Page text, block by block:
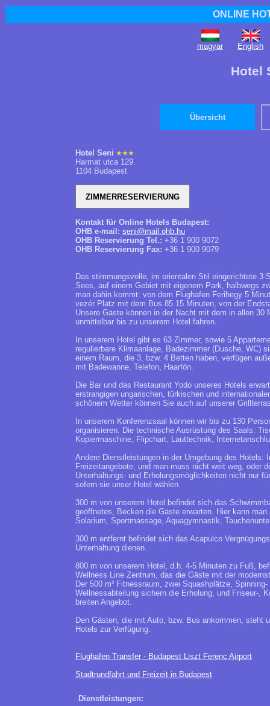
ONLINE
magyar English
Hotel
Übersicht
Hotel Seni
Harmat utca 129.
1104 Budapest
Kontakt für Online Hotels Budapest:
OHB e-mail: seni@mail.ohb.hu
OHB Reservierung Tel.: +36 1 900 9072
OHB Reservierung Fax: +36 1 900 9079
Das stimmungsvolle, im orientalen Stil eingerichtete
Sees, auf einem Gebiet mit eigenem Park, halbwegs
man dahin kommt: von dem Flughafen Ferihegy 5
vezér Platz mit dem Bus 85 15 Minuten, von der
Unsere Gäste können in der Nacht mit dem in allen
unmittelbar bis zu unserem Hotel fahren.
In unserem Hotel gibt es 63 Zimmer, sowie 5
regulierbare Klimaanlage, Badezimmer (Dusche, WC)
einem Raum, die 3, bzw. 4 Betten haben, verfügen
mit Badewanne, Telefon, Haarfön.
Die Bar und das Restaurant Yodo unseres Hotels
erstrangigen ungarischen, türkischen und
schönem Wetter können Sie auch auf unserer
In unserem Konferenzsaal können wir bis zu 130
organisieren. Die technische Ausrüstung des Saals:
Kopiermaschine, Flipchart, Lauttechnik,
Andere Dienstleistungen in der Umgebung des
Freizeitangebote, und man muss nicht weit weg, oder
Unterhaltungs- und Erholungsmöglichkeiten nicht nur
sofern sie unser Hotel wählen.
300 m von unserem Hotel befindet sich das
geöffnetes, Becken die Gäste erwarten. Hier kann
Solarium, Sportmassage, Aquagymnastik,
300 m entfernt befindet sich das Acapulco
Unterhaltung dienen.
800 m von unserem Hotel, d.h. 4-5 Minuten zu Fuß,
Wellness Line Zentrum, das die Gäste mit der
Der 500 m² Fitnessraum, zwei Squashplätze,
Wellnessabteilung sichern die Erholung, und Friseur-,
breiten Angebot.
Den Gästen, die mit Auto, bzw. Bus ankommen, steht
Hotels zur Verfügung.
Flughafen Transfer - Budapest Liszt Ferenc Airport
Stadtrundfahrt und Freizeit in Budapest
Dienstleistungen: